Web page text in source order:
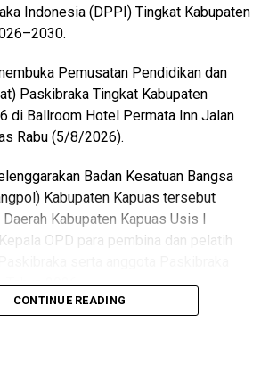
0 Facebook 0
0 Twitter/X
Indonesia (DPPI) Tingkat Kabupaten
Pemusatan Pendidikan dan
Paskibraka Tingkat Kabupaten
di Ballroom Hotel Permata Inn Jalan
Rabu (5/8/2026).
Badan Kesatuan Bangsa
Kabupaten Kapuas tersebut
Kabupaten Kapuas Usis I
OPD para pembina dan pelatih
Tahun 2026.
berkomitmen mewujudkan
CONTINUE READING